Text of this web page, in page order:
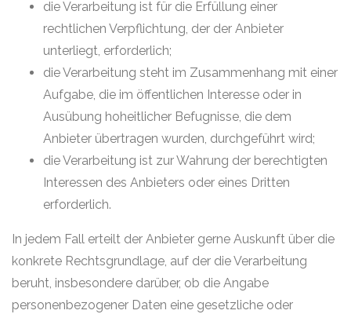
die Verarbeitung ist für die Erfüllung einer
rechtlichen Verpflichtung, der der Anbieter
unterliegt, erforderlich;
die Verarbeitung steht im Zusammenhang mit einer
Aufgabe, die im öffentlichen Interesse oder in
Ausübung hoheitlicher Befugnisse, die dem
Anbieter übertragen wurden, durchgeführt wird;
die Verarbeitung ist zur Wahrung der berechtigten
Interessen des Anbieters oder eines Dritten
erforderlich.
In jedem Fall erteilt der Anbieter gerne Auskunft über die
konkrete Rechtsgrundlage, auf der die Verarbeitung
beruht, insbesondere darüber, ob die Angabe
personenbezogener Daten eine gesetzliche oder